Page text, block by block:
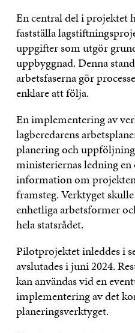
En central del i projektet
fastställa
uppgifter som utgör
uppbyggnad. Denna
arbetsfaserna gör
enklare att följa.
En implementering av
lagberedarens
planering och
ministeriernas ledning
information om
framsteg. Verktyget
enhetliga arbetsformer
hela statsrådet.
Pilotprojektet inleddes i
avslutades i juni 2024.
kan användas vid en
implementering av det
planeringsverktyget.